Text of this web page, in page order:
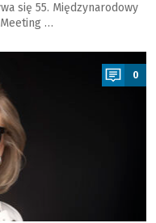
się 55. Międzynarodowy
Meeting …
0